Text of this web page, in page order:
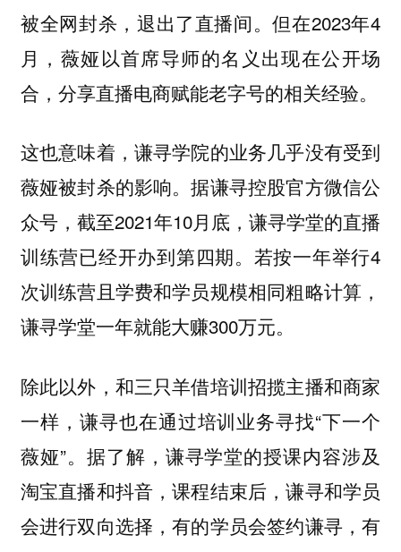
被全网封杀，退出了直播间。但在2023年4
月，薇娅以首席导师的名义出现在公开场
合，分享直播电商赋能老字号的相关经验。
这也意味着，谦寻学院的业务几乎没有受到
薇娅被封杀的影响。据谦寻控股官方微信公
众号，截至2021年10月底，谦寻学堂的直播
训练营已经开办到第四期。若按一年举行4
次训练营且学费和学员规模相同粗略计算，
谦寻学堂一年就能大赚300万元。
除此以外，和三只羊借培训招揽主播和商家
一样，谦寻也在通过培训业务寻找“下一个
薇娅”。据了解，谦寻学堂的授课内容涉及
淘宝直播和抖音，课程结束后，谦寻和学员
会进行双向选择，有的学员会签约谦寻，有